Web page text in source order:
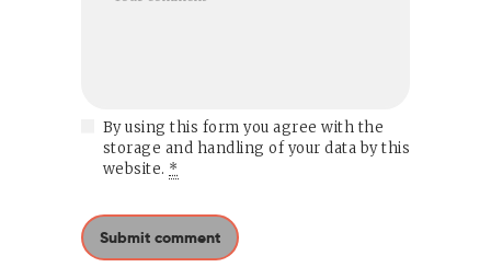
By using this form you agree with the
storage and handling of your data by this
website. *